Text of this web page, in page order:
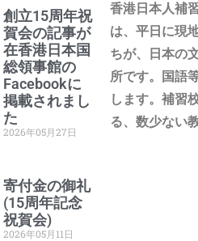
創立15周年祝
賀会の記事が
在香港日本国
総領事館の
Facebookに
掲載されまし
た
2026年05月27日
寄付金の御礼
(15周年記念
祝賀会)
2026年05月11日
香港日本人補
は、平日に現
ちが、日本の
所です。国語
します。補習
る、数少ない